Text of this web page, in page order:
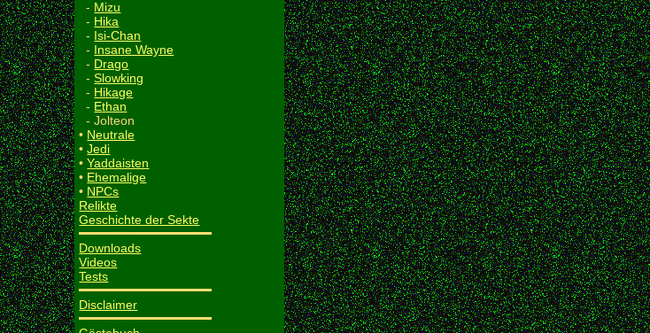
- Mizu
- Hika
- Isi-Chan
- Insane Wayne
- Drago
-Slowking
- Hikage
- Ethan
- Jolteon
• Neutrale
•Jedi
•Yaddaisten
• Ehemalige
• NPCs
Relikte
Geschichte der Sekte
Downloads
Videos
Tests
Disclaimer